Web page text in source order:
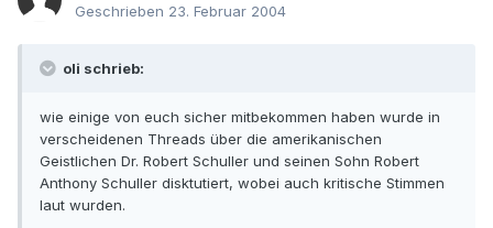
Geschrieben 23. Februar 2004
oli schrieb:
wie einige von euch sicher mitbekommen haben wurde in
verscheidenen Threads über die amerikanischen
Geistlichen Dr. Robert Schuller und seinen Sohn Robert
Anthony Schuller disktutiert, wobei auch kritische Stimmen
laut wurden.